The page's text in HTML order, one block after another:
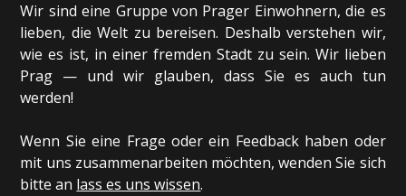
Wir sind eine Gruppe von Prager Einwohnern, die es
lieben, die Welt zu bereisen. Deshalb verstehen wir,
wie es ist, in einer fremden Stadt zu sein. Wir lieben
Prag — und wir glauben, dass Sie es auch tun
werden!
Wenn Sie eine Frage oder ein Feedback haben oder
mit uns zusammenarbeiten möchten, wenden Sie sich
bitte an lass es uns wissen.